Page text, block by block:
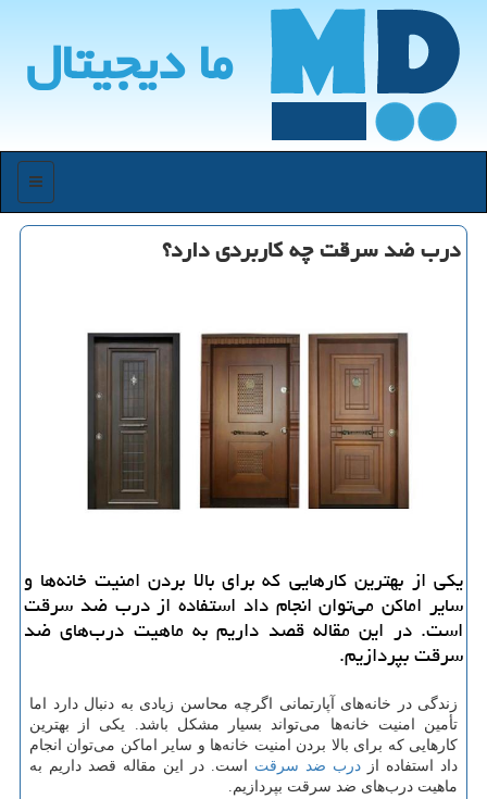
ما دیجیتال
منو
درب ضد سرقت چه کاربردی دارد؟
یکی از بهترین کارهایی که برای بالا بردن امنیت خانه‌ها و
سایر اماکن می‌توان انجام داد استفاده از درب ضد سرقت
است. در این مقاله قصد داریم به ماهیت درب‌های ضد
سرقت بپردازیم.
زندگی در خانههای آپارتمانی اگرچه محاسن زیادی به دنبال دارد اما
تأمین امنیت خانهها میتواند بسیار مشکل باشد. یکی از بهترین
کارهایی که برای بالا بردن امنیت خانهها و سایر اماکن میتوان انجام
داد استفاده از درب ضد سرقت است. در این مقاله قصد داریم به
ماهیت دربهای ضد سرقت بپردازیم.